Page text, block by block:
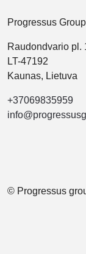
Progressus Group
Raudondvario pl.
LT-47192
Kaunas, Lietuva
+37069835959
© Progressus